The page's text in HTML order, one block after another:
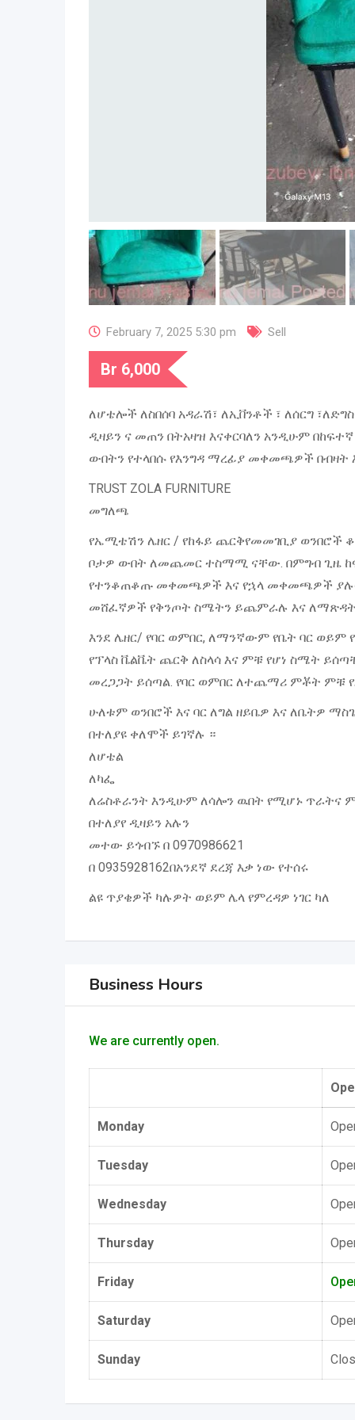
February 7, 2025 5:30 pm Sell
Br 6,000
ለሆቴሎች ለስበሰባ አዳራሽ፣ ለኢቨንቶች ፣ ለሰርግ
ዲዛይን ና መጠን በትአዛዝ እናቀርባለን አንዲሁም
ውበትን የተላበሱ የእንግዳ ማረፊያ መቀመጫዎች በብዛት
TRUST ZOLA FURNITURE
መግለጫ
የኤሚቴሽን ሌዘር / የከፋይ ጨርቅየመመገቢያ ወንበሮች
ቦታዎ ውበት ለመጨመር ተስማሚ ናቸው. በምግብ ጊዜ
የተንቆጠቆጡ መቀመጫዎች እና የኋላ መቀመጫዎች ያሉት
መሸፈኛዎች የቅንጦት ስሜትን ይጨምራሉ እና ለማጽዳት
እንደ ሌዘር/ የባር ወምበር, ለማንኛውም የቤት ባር
የፕላስ ቬልቬት ጨርቅ ለስላሳ እና ምቹ የሆነ ስሜት
መረጋጋት ይሰጣል. የባር ወምበር ለተጨማሪ ምቾት ምቹ
ሁለቱም ወንበሮች እና ባር ለግል ዘይቤዎ እና ለቤትዎ
በተለያዩ ቀለሞች ይገኛሉ ።
ለሆቴል
ለካፌ
ለሬስቶራንት እንዲሁም ለሳሎን ዉበት የሚሆኑ ጥራትና
በተለያየ ዲዛይን አሉን
መተው ይጎብኙ በ 0970986621
በ 0935928162በአንደኛ ደረጃ እቃ ነው የተሰሩ
ልዩ ጥያቄዎች ካሉዎት ወይም ሌላ የምረዳዎ ነገር ካለ
Business Hours
We are currently open.
Monday
Tuesday
Wednesday
Thursday
Friday
Saturday
Sunday